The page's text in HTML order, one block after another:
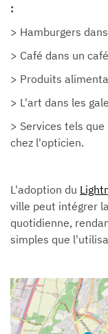
:
> Hamburgers
> Café dans un
> Produits
> L'art dans les
> Services tels
chez l'opticien.
L'adoption du
ville peut intégrer
quotidienne,
simples que